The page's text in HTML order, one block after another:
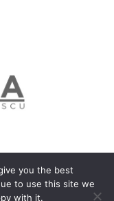
fișierele cookies
you the best
to use this site we
with it.